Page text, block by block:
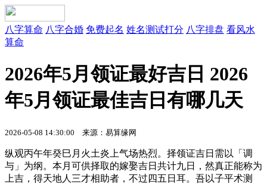
八字算命 八字合婚 免费起名 姓名测试打分 八字排盘 看风水
算命
2026年5月领证最好吉日 2026
年5月领证最佳吉日有哪几天
2026-05-08 14:30:00 来源：易算缘网
纵观丙午年癸巳月火土炎上气场热烈。择领证吉日需以「调
与」为纲。本月可供择取的嫁娶吉日共计九日，然真正能称为
上吉，得天地人三才相助者，不过四五日耳。吾以子平术测